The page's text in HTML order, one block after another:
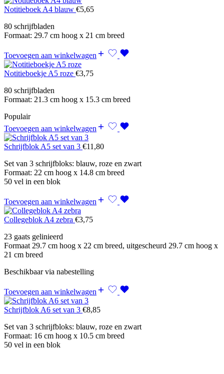
Notitieboek A4 blauw €5,65
80 schrijfbladen
Formaat: 29.7 cm hoog x 21 cm breed
Toevoegen aan winkelwagen
Notitieboekje A5 roze €3,75
80 schrijfbladen
Formaat: 21.3 cm hoog x 15.3 cm breed
Populair
Toevoegen aan winkelwagen
Schrijfblok A5 set van 3 €11,80
Set van 3 schrijfbloks: blauw, roze en zwart
Formaat: 22 cm hoog x 14.8 cm breed
50 vel in een blok
Toevoegen aan winkelwagen
Collegeblok A4 zebra €3,75
23 gaats gelinieerd
Formaat 29.7 cm hoog x 22 cm breed, uitgescheurd 29.7 cm hoog x
21 cm breed
Beschikbaar via nabestelling
Toevoegen aan winkelwagen
Schrijfblok A6 set van 3 €8,85
Set van 3 schrijfbloks: blauw, roze en zwart
Formaat: 16 cm hoog x 10.5 cm breed
50 vel in een blok